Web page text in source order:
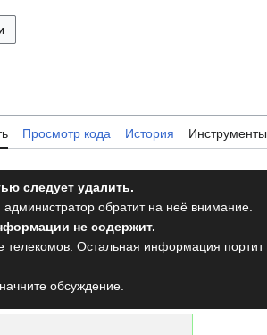
Просмотр кода История Инструменты
следует удалить.
обратит на неё внимание.
не содержит.
телекомов. Остальная информация портит
обсуждение.